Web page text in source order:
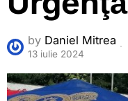
by Daniel Mitrea
13 iulie 2024